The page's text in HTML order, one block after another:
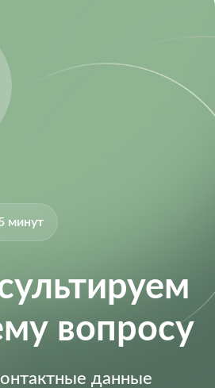
минут
вопросу
данные